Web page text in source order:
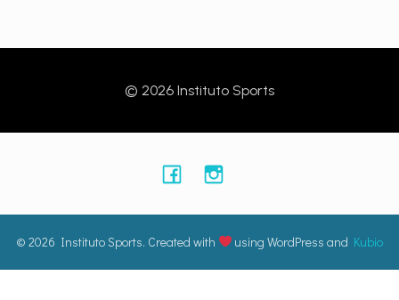
© 2026 Instituto Sports
© 2026 Instituto Sports. Created with using WordPress and Kubio